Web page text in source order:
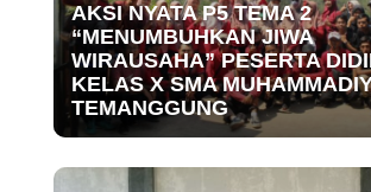
AKSI NYATA P5 TEMA 2
“MENUMBUHKAN JIWA
WIRAUSAHA” PESERTA
KELAS X SMA
TEMANGGUNG